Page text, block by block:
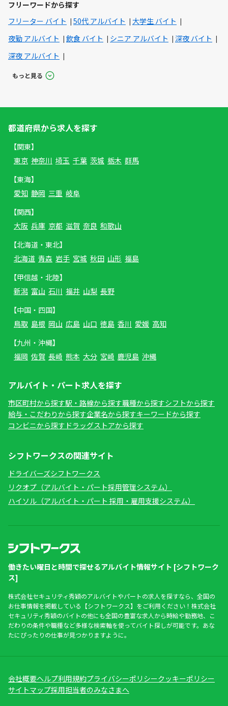
フリーワードから探す
フリーター バイト
50代 アルバイト
大学生 バイト
夜勤 アルバイト
飲食 バイト シニア アルバイト
深夜 バイト
深夜 アルバイト
もっと見る
都道府県から求人を探す
【関東】
東京 神奈川 埼玉 千葉 茨城 栃木 群馬
【東海】
愛知 静岡 三重 岐阜
【関西】
大阪 兵庫 京都 滋賀 奈良 和歌山
【北海道・東北】
北海道 青森 岩手 宮城 秋田 山形 福島
【甲信越・北陸】
新潟 富山 石川 福井 山梨 長野
【中国・四国】
鳥取 島根 岡山 広島 山口 徳島 香川 愛媛 高知
【九州・沖縄】
福岡 佐賀 長崎 熊本 大分 宮崎 鹿児島 沖縄
アルバイト・パート求人を探す
市区町村から探す駅・路線から探す職種から探すシフトから探す
給与・こだわりから探す企業名から探すキーワードから探す
コンビニから探す ドラッグストアから探す
シフトワークスの関連サイト
ドライバーズシフトワークス
リクオプ（アルバイト・パート採用管理システム）
ハイソル（アルバイト・パート 採用・雇用支援システム）
働きたい曜日と時間で探せるアルバイト情報サイト [シフトワーク
ス]
株式会社セキュリティ秀穎のアルバイトやパートの求人を探すなら、全国の
お仕事情報を掲載している【シフトワークス】をご利用ください！株式会社
セキュリティ秀穎のバイトの他にも全国の豊富な求人から時給や勤務地、こ
だわりの条件や職種など多様な検索軸を使ってバイト探しが可能です。あな
たにぴったりの仕事が見つかりますように。
会社概要ヘルプ利用規約プライバシーポリシークッキーポリシー
サイトマップ採用担当者のみなさまへ